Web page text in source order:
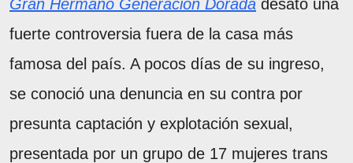
Gran Hermano Generación Dorada desató una
fuerte controversia fuera de la casa más
famosa del país. A pocos días de su ingreso,
se conoció una denuncia en su contra por
presunta captación y explotación sexual,
presentada por un grupo de 17 mujeres trans